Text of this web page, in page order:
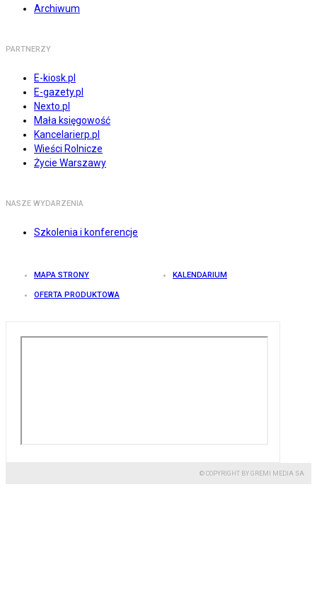
Archiwum
PARTNERZY
E-kiosk.pl
E-gazety.pl
Nexto.pl
Mała księgowość
Kancelarierp.pl
Wieści Rolnicze
Życie Warszawy
NASZE WYDARZENIA
Szkolenia i konferencje
MAPA STRONY KALENDARIUM
OFERTA PRODUKTOWA
© COPYRIGHT BY GREMI MEDIA SA